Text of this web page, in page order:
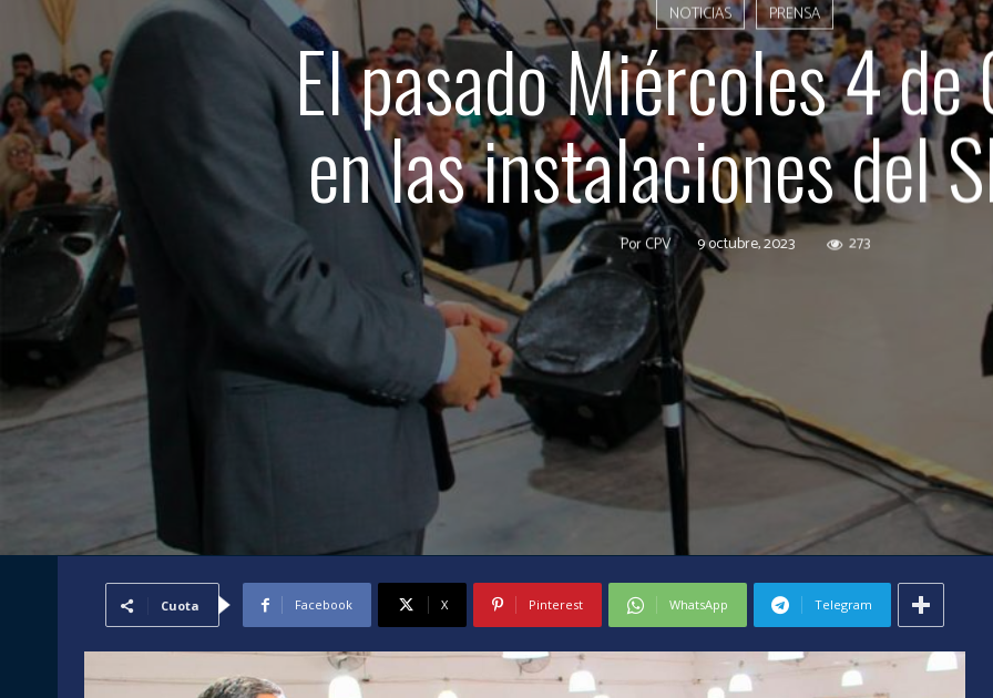
NOTICIAS PRENSA
El pasado Miércoles 4
en las instalaciones del
PorCPV 9 octubre, 2023 273
Cuota Facebook X Pinterest WhatsApp Telegram